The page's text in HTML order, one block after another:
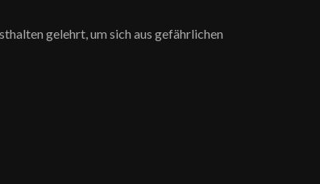
gelehrt, um sich aus gefährlichen